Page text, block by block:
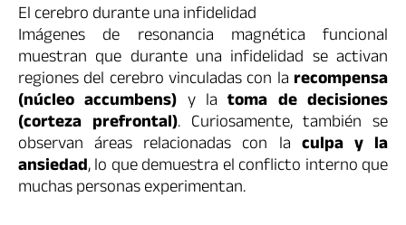
El cerebro durante una infidelidad
Imágenes de resonancia magnética funcional
muestran que durante una infidelidad se activan
regiones del cerebro vinculadas con la recompensa
(núcleo accumbens) y latoma de decisiones
(corteza prefrontal). Curiosamente, también se
observan áreas relacionadas con la culpa y la
ansiedad, lo que demuestra el conflicto interno que
muchas personas experimentan.